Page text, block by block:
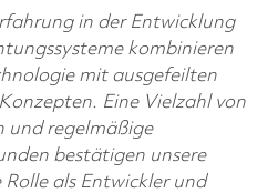
in der Entwicklung
kombinieren
mit ausgefeilten
Eine Vielzahl von
und regelmäßige
bestätigen unsere
als Entwickler und